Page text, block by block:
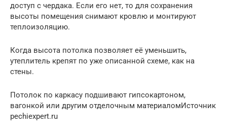
доступ с чердака. Если его нет, то для сохранения
высоты помещения снимают кровлю и монтируют
теплоизоляцию.
Когда высота потолка позволяет её уменьшить,
утеплитель крепят по уже описанной схеме, как на
стены.
Потолок по каркасу подшивают гипсокартоном,
вагонкой или другим отделочным материаломИсточник
pechiexpert.ru